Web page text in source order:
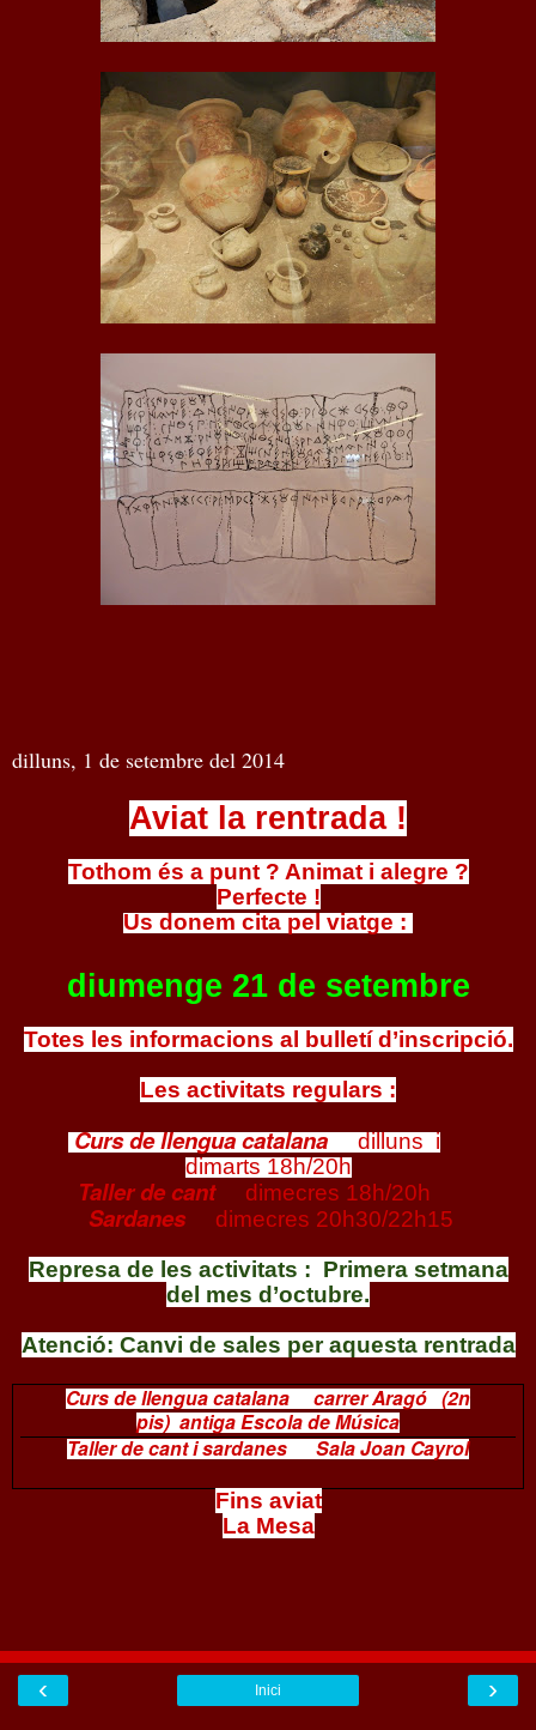
dilluns, 1 de setembre del 2014
Aviat la rentrada !
Tothom és a punt ? Animat i alegre ?
Perfecte !
Us donem cita pel viatge :
diumenge 21 de setembre
Totes les informacions al bulletí d’inscripció.
Les activitats regulars :
Curs de llengua catalana dilluns i
dimarts 18h/20h
Taller de cant dimecres 18h/20h
Sardanes
dimecres 20h30/22h15
Represa de les activitats : Primera setmana
del mes d’octubre.
Atenció: Canvi de sales per aquesta rentrada
Curs de llengua catalana carrer Aragó(2n
pis)antiga Escola de Música
Taller de cant i sardanes
Sala Joan Cayrol
Fins aviat
La Mesa
‹ ›
Inici